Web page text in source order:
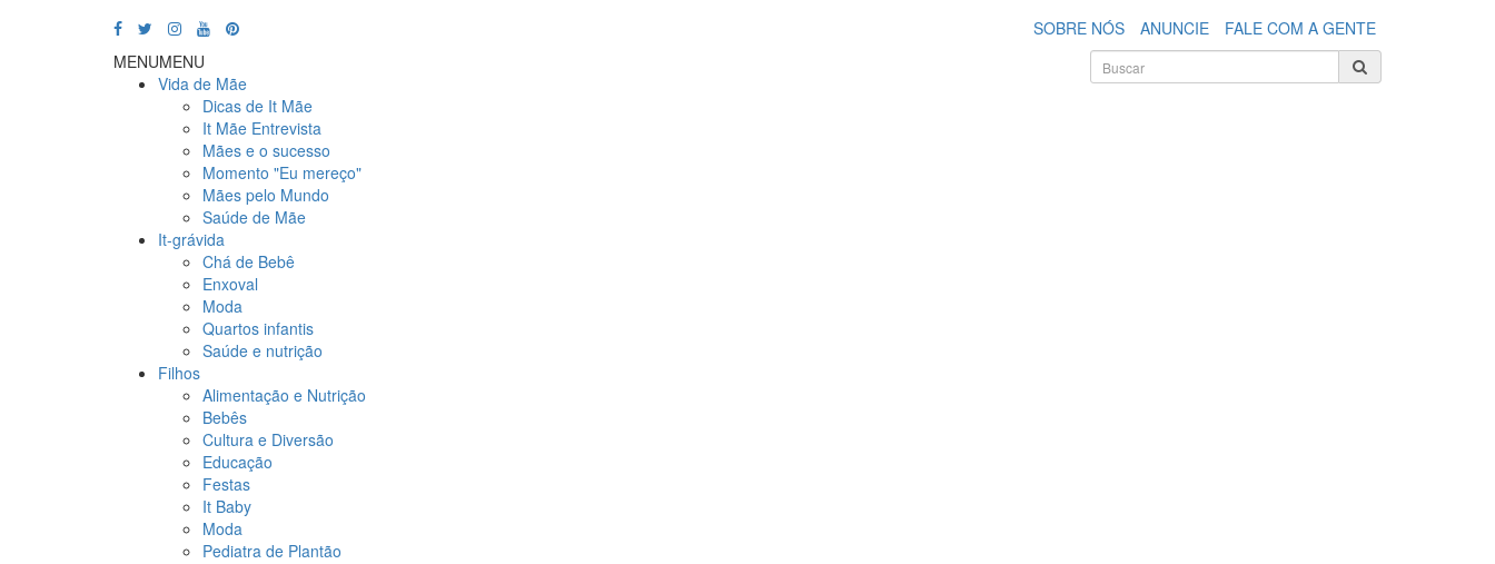
SOBRE NÓS ANUNCIE
FALE COM A GENTE
MENUMENU
Vida de Mãe
Dicas de It Mãe
It Mãe Entrevista
Mães e o sucesso
Momento "Eu mereço"
Mães pelo Mundo
Saúde de Mãe
It-grávida
Chá de Bebê
Enxoval
Moda
Quartos infantis
Saúde e nutrição
Filhos
Alimentação e Nutrição
Bebês
Cultura e Diversão
Educação
Festas
It Baby
Moda
Pediatra de Plantão